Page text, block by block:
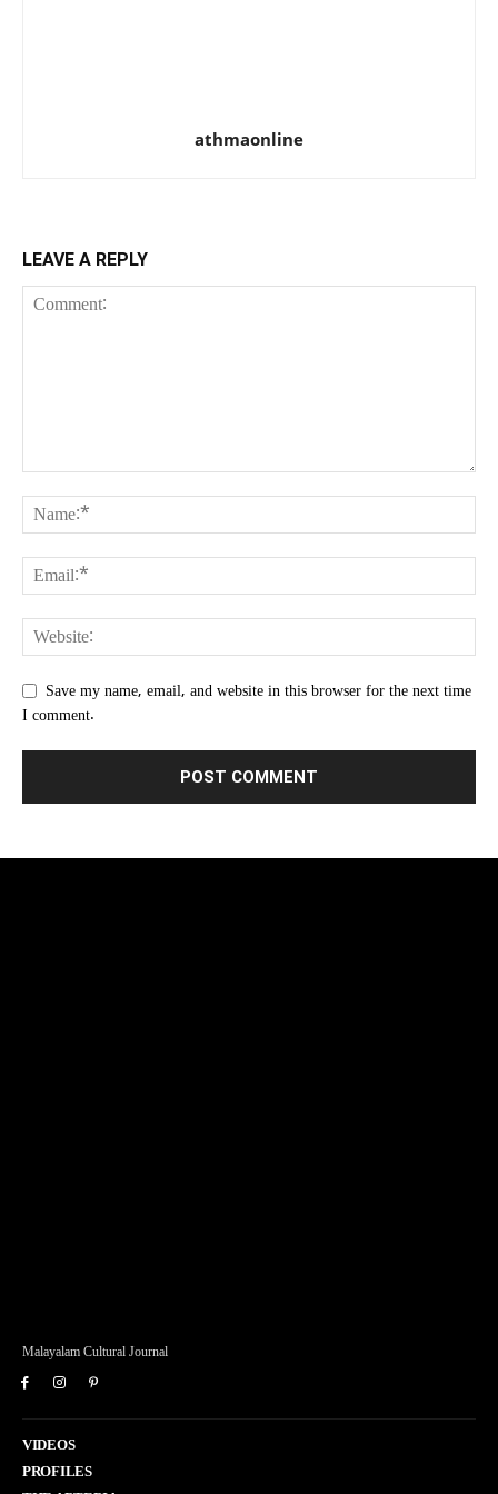
athmaonline
LEAVE A REPLY
Save my name, email, and website in this browser for the next time
I comment.
Malayalam Cultural Journal
VIDEOS
PROFILES